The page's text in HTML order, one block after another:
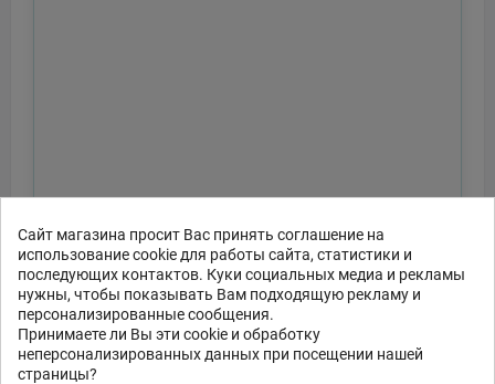
Сайт магазина просит Вас принять соглашение на
использование cookie для работы сайта, статистики и
последующих контактов. Куки социальных медиа и рекламы
нужны, чтобы показывать Вам подходящую рекламу и
персонализированные сообщения.
Принимаете ли Вы эти cookie и обработку
неперсонализированных данных при посещении нашей
страницы?